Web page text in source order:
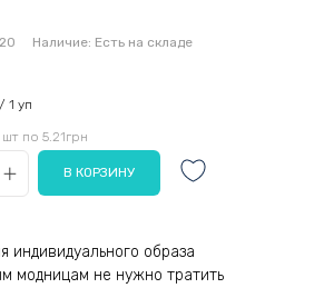
Наличие: Есть на складе
/ 1 уп
по 5.21грн
индивидуального образа
модницам не нужно тратить